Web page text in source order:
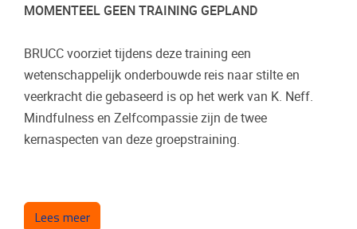
MOMENTEEL GEEN TRAINING GEPLAND
BRUCC voorziet tijdens deze training een
wetenschappelijk onderbouwde reis naar stilte en
veerkracht die gebaseerd is op het werk van K. Neff.
Mindfulness en Zelfcompassie zijn de twee
kernaspecten van deze groepstraining.
Lees meerover Mindfulness en zelfcompassie voor